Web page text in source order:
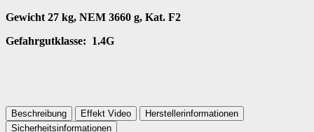
Gewicht 27 kg, NEM 3660 g, Kat. F2
Gefahrgutklasse: 1.4G
Beschreibung Effekt Video
Herstellerinformationen
Sicherheitsinformationen